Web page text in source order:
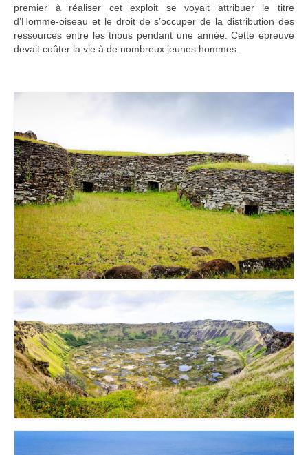
premier à réaliser cet exploit se voyait attribuer le titre
d’Homme-oiseau et le droit de s’occuper de la distribution des
ressources entre les tribus pendant une année. Cette épreuve
devait coûter la vie à de nombreux jeunes hommes.